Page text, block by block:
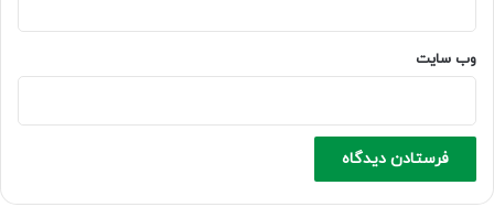
وب‌ سایت